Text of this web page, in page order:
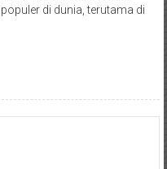
di dunia, terutama di